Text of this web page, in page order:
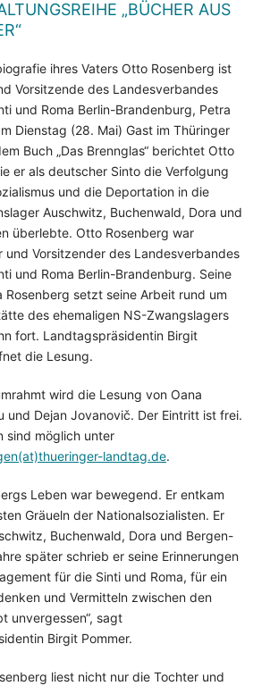
„BÜCHER AUS
ihres Vaters Otto Rosenberg ist
Vorsitzende des Landesverbandes
und Roma Berlin-Brandenburg, Petra
Dienstag (28. Mai) Gast im Thüringer
Buch „Das Brennglas“ berichtet Otto
er als deutscher Sinto die Verfolgung
und die Deportation in die
Auschwitz, Buchenwald, Dora und
überlebte. Otto Rosenberg war
und Vorsitzender des Landesverbandes
und Roma Berlin-Brandenburg. Seine
Rosenberg setzt seine Arbeit rund um
des ehemaligen NS-Zwangslagers
fort. Landtagspräsidentin Birgit
die Lesung.
wird die Lesung von Oana
und Dejan Jovanovič. Der Eintritt ist frei.
sind möglich unter
landtag.de.
Leben war bewegend. Er entkam
Gräueln der Nationalsozialisten. Er
Buchenwald, Dora und Bergen-
später schrieb er seine Erinnerungen
für die Sinti und Roma, für ein
und Vermitteln zwischen den
unvergessen“, sagt
Birgit Pommer.
liest nicht nur die Tochter und